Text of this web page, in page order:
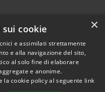
Copyright © 2026 • Comune di
Porto San Giorgio • Powered by
×
cookie
e assimilati strettamente
e alla navigazione del sito,
al solo fine di elaborare
e anonime.
la cookie policy al seguente link